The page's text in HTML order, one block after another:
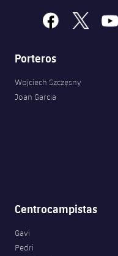
facebook
x
Porteros
Wojciech Szczęsny
Joan Garcia
Centrocampistas
Gavi
Pedri